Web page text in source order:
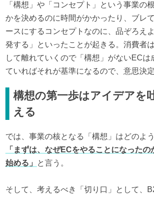
「構想」や「コンセプト」という事業の
かを決めるのに時間がかかったり、ブレ
ースにするコンセプトなのに、品ぞろえ
発する」といったことが起きる。消費者
して離れていくので「構想」がないEC
ていればそれが基準になるので、意思決
構想の第一歩はアイデアを
える
では、事業の核となる「構想」はどのよ
「まずは、なぜECをやることになった
始める」
と言う。
そして、考えるべき「切り口」として、